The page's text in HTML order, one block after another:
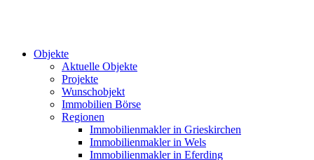
Objekte
Aktuelle Objekte
Projekte
Wunschobjekt
Immobilien Börse
Regionen
Immobilienmakler in Grieskirchen
Immobilienmakler in Wels
Immobilienmakler in Eferding